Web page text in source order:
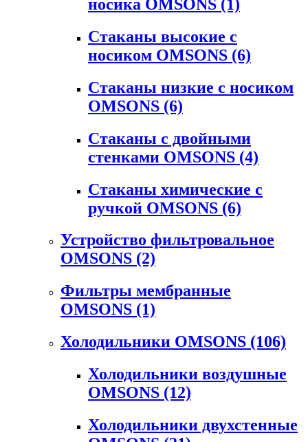
носика OMSONS (1)
Стаканы высокие с
носиком OMSONS (6)
Стаканы низкие с носиком
OMSONS (6)
Стаканы с двойными
стенками OMSONS (4)
Стаканы химические с
ручкой OMSONS (6)
Устройство фильтровальное
OMSONS (2)
Фильтры мембранные
OMSONS (1)
Холодильники OMSONS (106)
Холодильники воздушные
OMSONS (12)
Холодильники двухстенные